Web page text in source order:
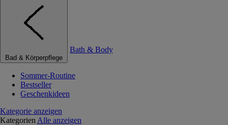
Bad & Körperpflege
Bath & Body
Sommer-Routine
Bestseller
Geschenkideen
Kategorie anzeigen
Kategorien Alle anzeigen